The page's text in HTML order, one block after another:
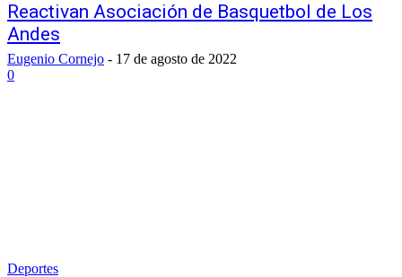
Reactivan Asociación de Basquetbol de Los
Andes
Eugenio Cornejo - 17 de agosto de 2022
0
Deportes